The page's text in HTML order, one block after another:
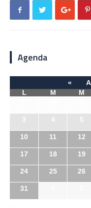
Agenda
«
L
M M
3 4 5
10 11 12
17 18 19
24 25 26
31